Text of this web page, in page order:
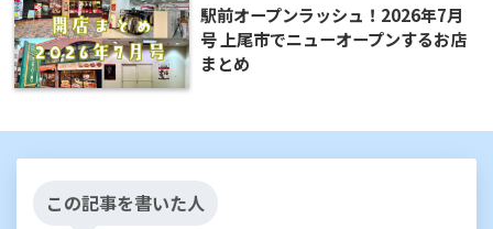
駅前オープンラッシュ！2026年7月
号 上尾市でニューオープンするお店
まとめ
この記事を書いた人